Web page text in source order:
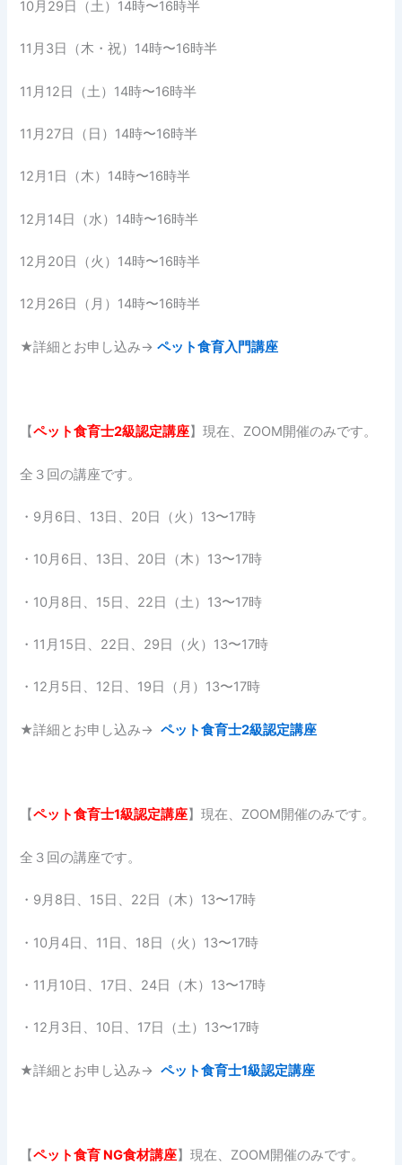
10月29日（土）14時〜16時半
11月3日（木・祝）14時〜16時半
11月12日（土）14時〜16時半
11月27日（日）14時〜16時半
12月1日（木）14時〜16時半
12月14日（水）14時〜16時半
12月20日（火）14時〜16時半
12月26日（月）14時〜16時半
★詳細とお申し込み→ペット食育入門講座
【ペット食育士2級認定講座】現在、ZOOM開催のみです。
全３回の講座です。
・9月6日、13日、20日（火）13〜17時
・10月6日、13日、20日（木）13〜17時
・10月8日、15日、22日（土）13〜17時
・11月15日、22日、29日（火）13〜17時
・12月5日、12日、19日（月）13〜17時
★詳細とお申し込み→ペット食育士2級認定講座
【ペット食育士1級認定講座】現在、ZOOM開催のみです。
全３回の講座です。
・9月8日、15日、22日（木）13〜17時
・10月4日、11日、18日（火）13〜17時
・11月10日、17日、24日（木）13〜17時
・12月3日、10日、17日（土）13〜17時
★詳細とお申し込み→ペット食育士1級認定講座
【ペット食育 NG食材講座】現在、ZOOM開催のみです。